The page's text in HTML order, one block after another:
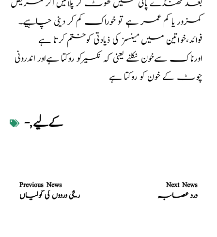
بعد ٹھنڈے پانی میں گھوٹ کر پلائیں اگر مریض
کمزور یا کم عمر ہے تو خوراک کم کر دینی چاہیے۔
فوائد،خواتین میں مینسز کی ذیادتی کوختم کرتا ہے
اورناک سےخون نکلنے یعنی کہ نکسیرکو روکتا ہےاور اندرونی
چوٹ کے خون کو روکتا ہے
-,کےلیے
Previous News
ریحی دردوں کی گولیاں
Next News
درد عصابہ